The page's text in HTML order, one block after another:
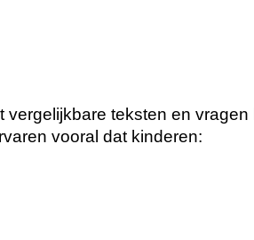
teksten en
vooral dat kinderen: